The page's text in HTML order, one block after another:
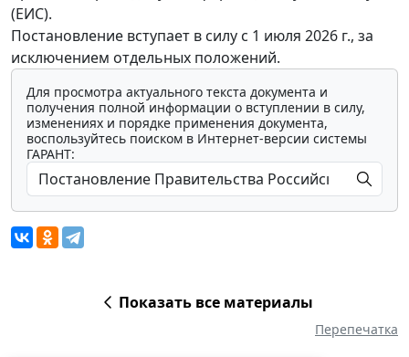
(ЕИС).
Постановление вступает в силу с 1 июля 2026 г., за
исключением отдельных положений.
Для просмотра актуального текста документа и
получения полной информации о вступлении в силу,
изменениях и порядке применения документа,
воспользуйтесь поиском в Интернет-версии системы
ГАРАНТ:
Показать все материалы
Перепечатка